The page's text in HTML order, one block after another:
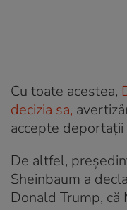
Cu toate acestea,
decizia sa,
accepte deportații
De altfel,
Sheinbaum a
Donald Trump, că